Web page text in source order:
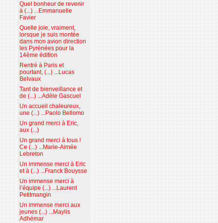
Quel bonheur de revenir
à (...) ...Emmanuelle
Favier
Quelle joie, vraiment,
lorsque je suis montée
dans mon avion direction
les Pyrénées pour la
14ème édition
Rentré à Paris et
pourtant, (...) ...Lucas
Belvaux
Tant de bienveillance et
de (...) ...Adèle Gascuel
Un accueil chaleureux,
une (...) ...Paolo Bellomo
Un grand merci à Eric,
aux (...)
Un grand merci à tous !
Ce (...) ...Marie-Aimée
Lebreton
Un immense merci à Eric
et à (...) ...Franck Bouysse
Un immense merci à
l’équipe (...) ...Laurent
Petitmangin
Un immense merci aux
jeunes (...) ...Maylis
Adhémar